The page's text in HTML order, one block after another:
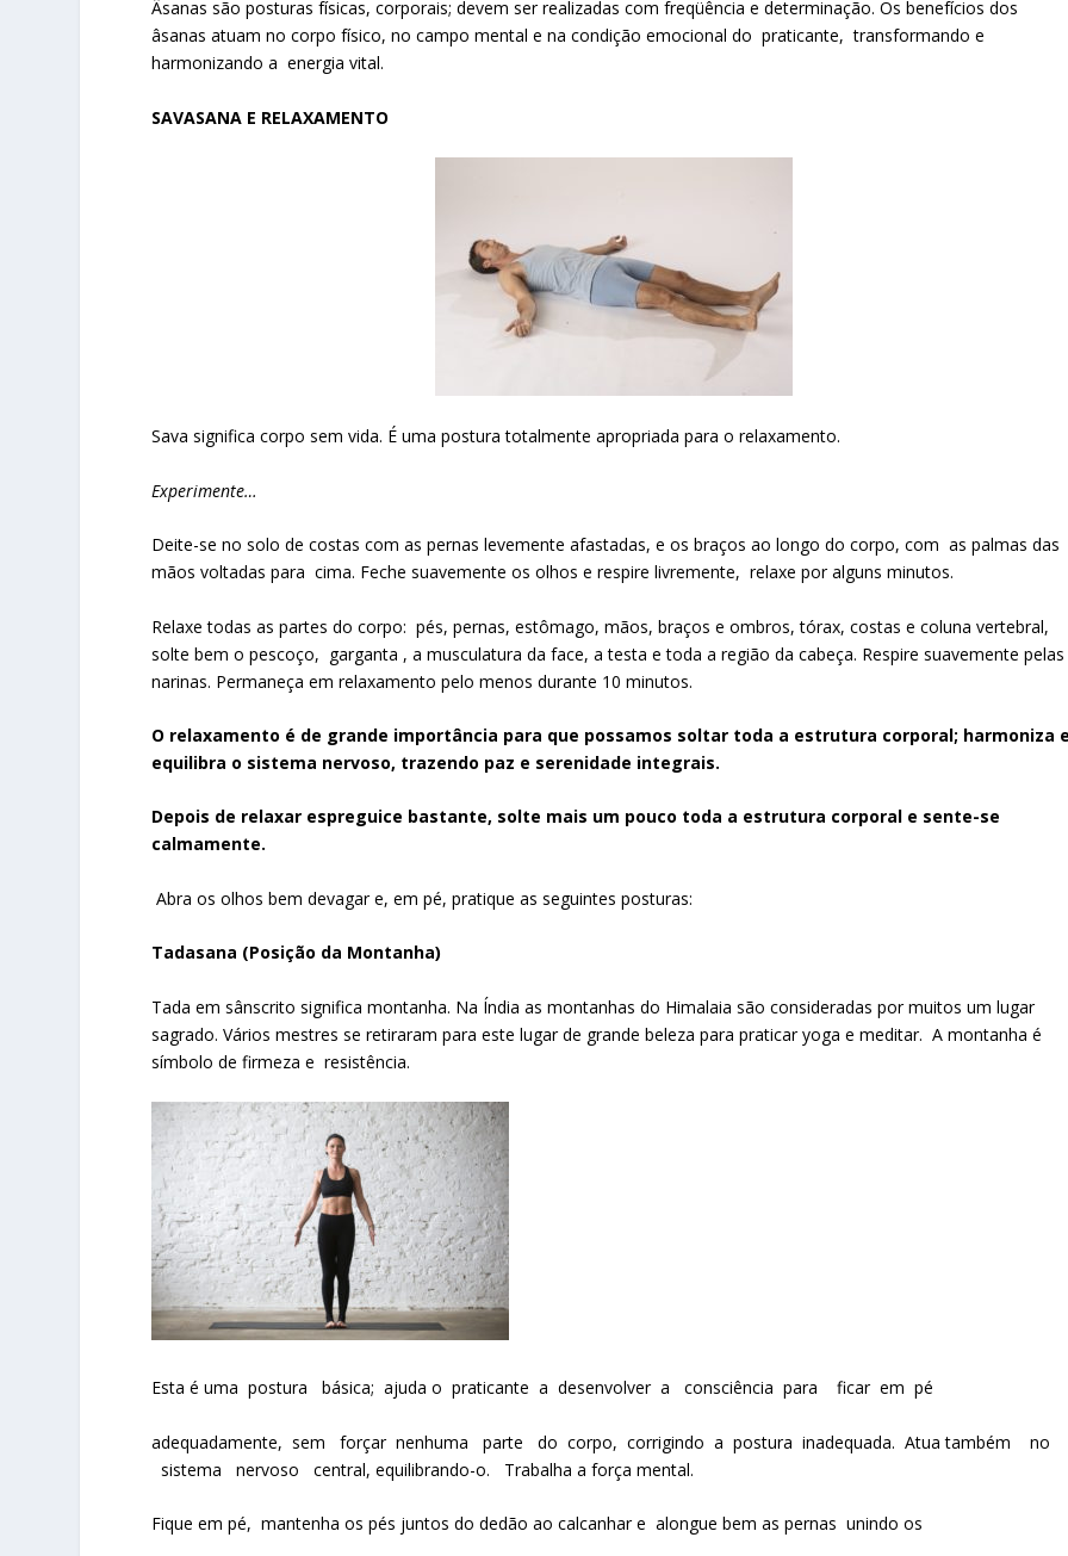
Âsanas são posturas físicas, corporais; devem ser realizadas com freqüência e determinação. Os benefícios dos
âsanas atuam no corpo físico, no campo mental e na condição emocional do praticante, transformando e
harmonizando a energia vital.
SAVASANA E RELAXAMENTO
Sava significa corpo sem vida. É uma postura totalmente apropriada para o relaxamento.
Experimente…
Deite-se no solo de costas com as pernas levemente afastadas, e os braços ao longo do corpo, com as palmas das
mãos voltadas para cima. Feche suavemente os olhos e respire livremente, relaxe por alguns minutos.
Relaxe todas as partes do corpo: pés, pernas, estômago, mãos, braços e ombros, tórax, costas e coluna vertebral,
solte bem o pescoço, garganta , a musculatura da face, a testa e toda a região da cabeça. Respire suavemente pelas
narinas. Permaneça em relaxamento pelo menos durante 10 minutos.
O relaxamento é de grande importância para que possamos soltar toda a estrutura corporal; harmoniza
equilibra o sistema nervoso, trazendo paz e serenidade integrais.
Depois de relaxar espreguice bastante, solte mais um pouco toda a estrutura corporal e sente-se
calmamente.
Abra os olhos bem devagar e, em pé, pratique as seguintes posturas:
Tadasana (Posição da Montanha)
Tada em sânscrito significa montanha. Na Índia as montanhas do Himalaia são consideradas por muitos um lugar
sagrado. Vários mestres se retiraram para este lugar de grande beleza para praticar yoga e meditar. A montanha é
símbolo de firmeza e resistência.
Esta é uma postura básica; ajuda o praticante a desenvolver a consciência para ficar em pé
adequadamente, sem forçar nenhuma parte do corpo, corrigindo a postura inadequada. Atua também no
sistema nervoso central, equilibrando-o. Trabalha a força mental.
Fique em pé, mantenha os pés juntos do dedão ao calcanhar e alongue bem as pernas unindo os